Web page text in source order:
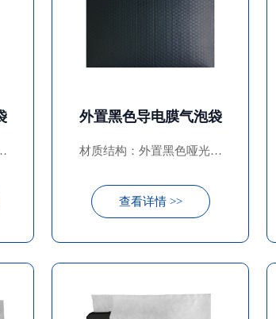
外置黑色导电膜气泡袋
材质结构：外置黑色哑光导
查看详情 >>